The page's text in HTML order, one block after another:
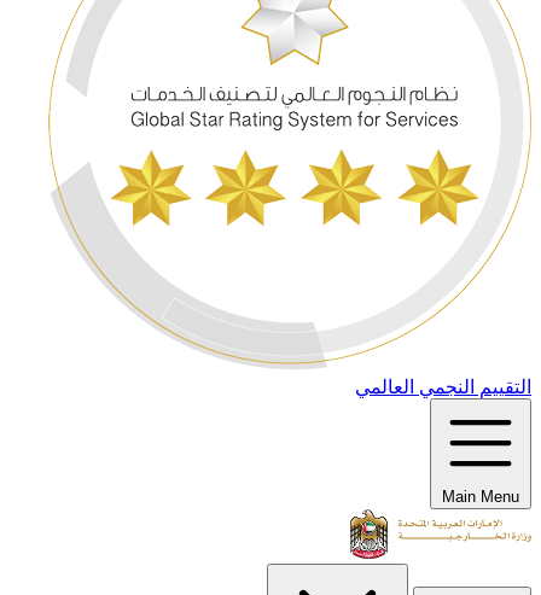
التقييم النجمي العالمي
Main Menu